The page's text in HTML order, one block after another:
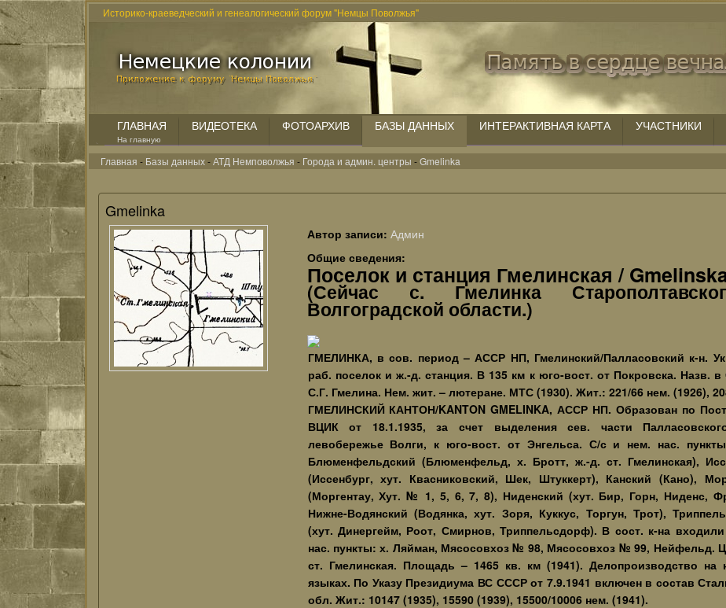
Историко-краеведческий и генеалогический форум "Немцы Поволжья"
ГЛАВНАЯ
На главную
ВИДЕОТЕКА ФОТОАРХИВ БАЗЫ ДАННЫХ ИНТЕРАКТИВНАЯ КАРТА УЧАСТНИКИ
Главная - Базы данных-АТД Немповолжья - Города и админ. центры -Gmelinka
Gmelinka
Автор записи: Админ
Общие сведения:
Поселок и станция Гмелинская /
(Сейчас с. Гмелинка
Волгоградской области.)
ГМЕЛИНКА, в сов. период – АССР НП, Гмелинский/Палласовский к-н.
раб. поселок и ж.-д. станция. В 135 км к юго-вост. от Покровска. Назв. в
С.Г. Гмелина. Нем. жит. – лютеране. МТС (1930). Жит.: 221/66 нем. (1926),
ГМЕЛИНСКИЙ КАНТОН/KANTON GMELINKA, АССР НП. Образован по
ВЦИК от 18.1.1935, за счет выделения сев. части
левобережье Волги, к юго-вост. от Энгельса. С/с и нем. нас.
Блюменфельдский (Блюменфельд, х. Бротт, ж.-д. ст. Гмелинская),
(Иссенбург, хут. Квасниковский, Шек, Штуккерт), Канский (Кано),
(Моргентау, Хут. № 1, 5, 6, 7, 8), Ниденский (хут. Бир, Горн, Ниденс,
Нижне-Водянский (Водянка, хут. Зоря, Куккус, Торгун, Трот),
(хут. Динергейм, Роот, Смирнов, Триппельсдорф). В сост. к-на
нас. пункты: х. Ляйман, Мясосовхоз № 98, Мясосовхоз № 99, Нейфельд.
ст. Гмелинская. Площадь – 1465 кв. км (1941). Делопроизводство на
языках. По Указу Президиума ВС СССР от 7.9.1941 включен в состав
обл. Жит.: 10147 (1935), 15590 (1939), 15500/10006 нем. (1941).